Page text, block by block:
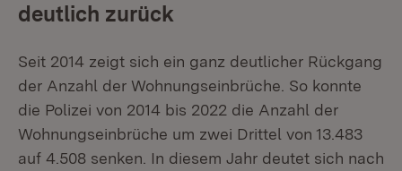
deutlich zurück
Seit 2014 zeigt sich ein ganz deutlicher Rückgang
der Anzahl der Wohnungseinbrüche. So konnte
die Polizei von 2014 bis 2022 die Anzahl der
Wohnungseinbrüche um zwei Drittel von 13.483
auf 4.508 senken. In diesem Jahr deutet sich nach